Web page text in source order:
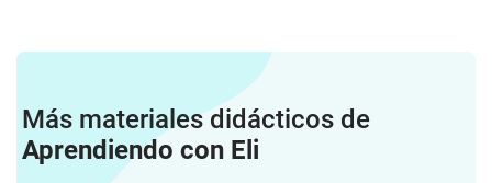
Más materiales didácticos de
Aprendiendo con Eli